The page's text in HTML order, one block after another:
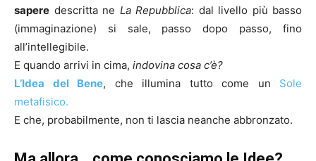
sapere descritta ne La Repubblica: dal livello più basso
(immaginazione) si sale, passo dopo passo, fino
all’intellegibile.
E quando arrivi in cima, indovina cosa c’è?
L’Idea del Bene, che illumina tutto come un Sole
metafisico.
E che, probabilmente, non ti lascia neanche abbronzato.